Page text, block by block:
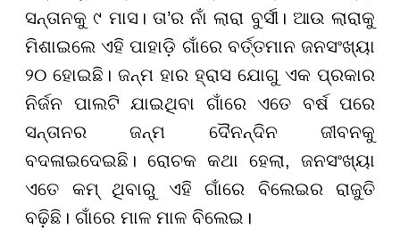
ସନ୍ତାନକୁ ୯ ମାସ। ତା’ର ନାଁ ଲାରା ବୁର୍ସୀ। ଆଉ ଲାରାକୁ
ମିଶାଇଲେ ଏହି ପାହାଡ଼ି ଗାଁରେ ବର୍ତ୍ତମାନ ଜନସଂଖ୍ୟା
୨୦ ହୋଇଛି। ଜନ୍ମ ହାର ହ୍ରାସ ଯୋଗୁ ଏକ ପ୍ରକାର
ନିର୍ଜନ ପାଲଟି ଯାଇଥିବା ଗାଁରେ ଏତେ ବର୍ଷ ପରେ
ସନ୍ତାନର ଜନ୍ମ ଦୈନନ୍ଦିନ ଜୀବନକୁ
ବଦଳାଇଦେଇଛି। ରୋଚକ କଥା ହେଲା, ଜନସଂଖ୍ୟା
ଏତେ କମ୍ ଥିବାରୁ ଏହି ଗାଁରେ ବିଲେଇର ରାଜୁତି
ବଢ଼ିଛି। ଗାଁରେ ମାଳ ମାଳ ବିଲେଇ।